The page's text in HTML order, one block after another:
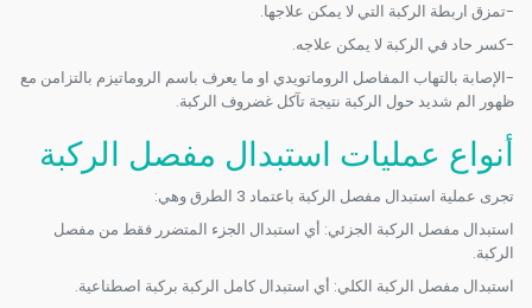
-تمزق اربطة الركبة التي لا يمكن علاجها.
-كسر حاد في الركبة لا يمكن علاجه.
-الإصابة بالتهاب المفاصل الروماتويدي او ما يعرف باسم الروماتيزم بالتزامن مع
ظهور الم شديد حول الركبة نتيجة تآكل غضروف الركبة.
أنواع عمليات استبدال مفصل الركبة
تجرى عملية استبدال مفصل الركبة باعتماد 3 الطرق وهي:
استبدال مفصل الركبة الجزئي: أي استبدال الجزء المتضرر فقط من مفصل
الركبة.
استبدال مفصل الركبة الكلي: أي استبدال كامل الركبة بركبة اصطناعية.